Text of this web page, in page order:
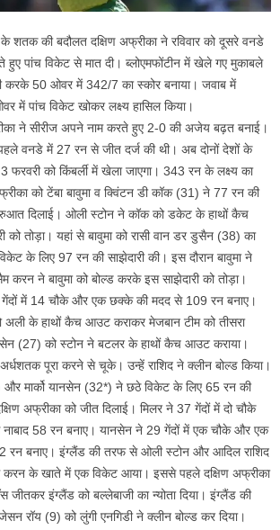
के शतक की बदौलत दक्षिण अफ्रीका ने रविवार को दूसरे वनडे
पांच विकेट से मात दी। ब्‍लोएमफोंटीन में खेले गए मुकाबले
करके 50 ओवर में 342/7 का स्‍कोर बनाया। जवाब में
में पांच विकेट खोकर लक्ष्‍य हासिल किया।
ने सीरीज अपने नाम करते हुए 2-0 की अजेय बढ़त बनाई।
वनडे में 27 रन से जीत दर्ज की थी। अब दोनों देशों के
फरवरी को किंबर्ली में खेला जाएगा। 343 रन के लक्ष्‍य का
को टेंबा बावुमा व क्विंटन डी कॉक (31) ने 77 रन की
दिलाई। ओली स्‍टोन ने कॉक को डकेट के हाथों कैच
तोड़ा। यहां से बावुमा को रासी वान डर डुसैन (38) का
के लिए 97 रन की साझेदारी की। इस दौरान बावुमा ने
करन ने बावुमा को बोल्‍ड करके इस साझेदारी को तोड़ा।
गेंदों में 14 चौके और एक छक्‍के की मदद से 109 रन बनाए।
अली के हाथों कैच आउट कराकर मेजबान टीम को तीसरा
(27) को स्‍टोन ने बटलर के हाथों कैच आउट कराया।
पूरा करने से चूके। उन्‍हें राशिद ने क्‍लीन बोल्‍ड किया।
और मार्को यानसेन (32*) ने छठे विकेट के लिए 65 रन की
अफ्रीका को जीत दिलाई। मिलर ने 37 गेंदों में दो चौके
58 रन बनाए। यानसेन ने 29 गेंदों में एक चौके और एक
रन बनाए। इंग्‍लैंड की तरफ से ओली स्‍टोन और आदिल राश‍िद
करन के खाते में एक विकेट आया। इससे पहले दक्षिण अफ्रीका
जीतकर इंग्‍लैंड को बल्‍लेबाजी का न्‍योता दिया। इंग्‍लैंड की
रॉय (9) को लुंगी एनगिडी ने क्‍लीन बोल्‍ड कर दिया।